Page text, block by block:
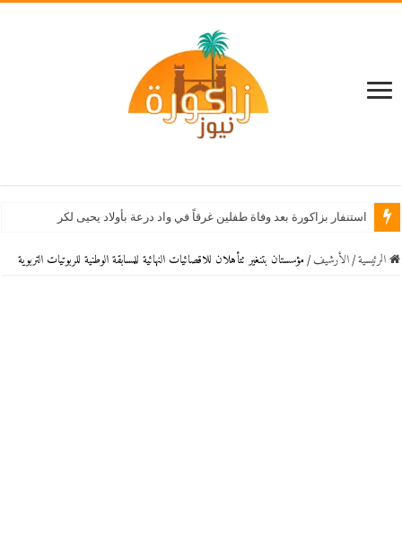
استنفار بزاكورة بعد وفاة طفلين غرقاً في واد درعة بأولاد يحيى لكراير
الرئيسية / اﻷرشيف / مؤسستان بتنغير تتأهلان للاقصائيات النهائية للمسابقة الوطنية للربوتيات التربوية